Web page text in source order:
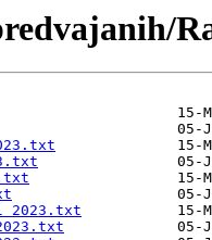
2023.txt